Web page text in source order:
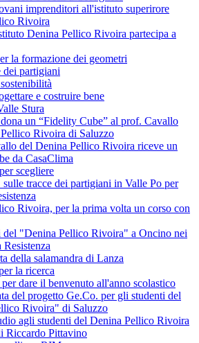
imprenditori all'istituto superirore
Rivoira
Denina Pellico Rivoira partecipa a
la formazione dei geometri
dei partigiani
e costruire bene
Stura
un “Fidelity Cube” al prof. Cavallo
Rivoira di Saluzzo
del Denina Pellico Rivoira riceve un
da CasaClima
scegliere
tracce dei partigiani in Valle Po per
Rivoira, per la prima volta un corso con
del "Denina Pellico Rivoira" a Oncino nei
della salamandra di Lanza
la ricerca
dare il benvenuto all'anno scolastico
del progetto Ge.Co. per gli studenti del
Rivoira" di Saluzzo
agli studenti del Denina Pellico Rivoira
Riccardo Pittavino